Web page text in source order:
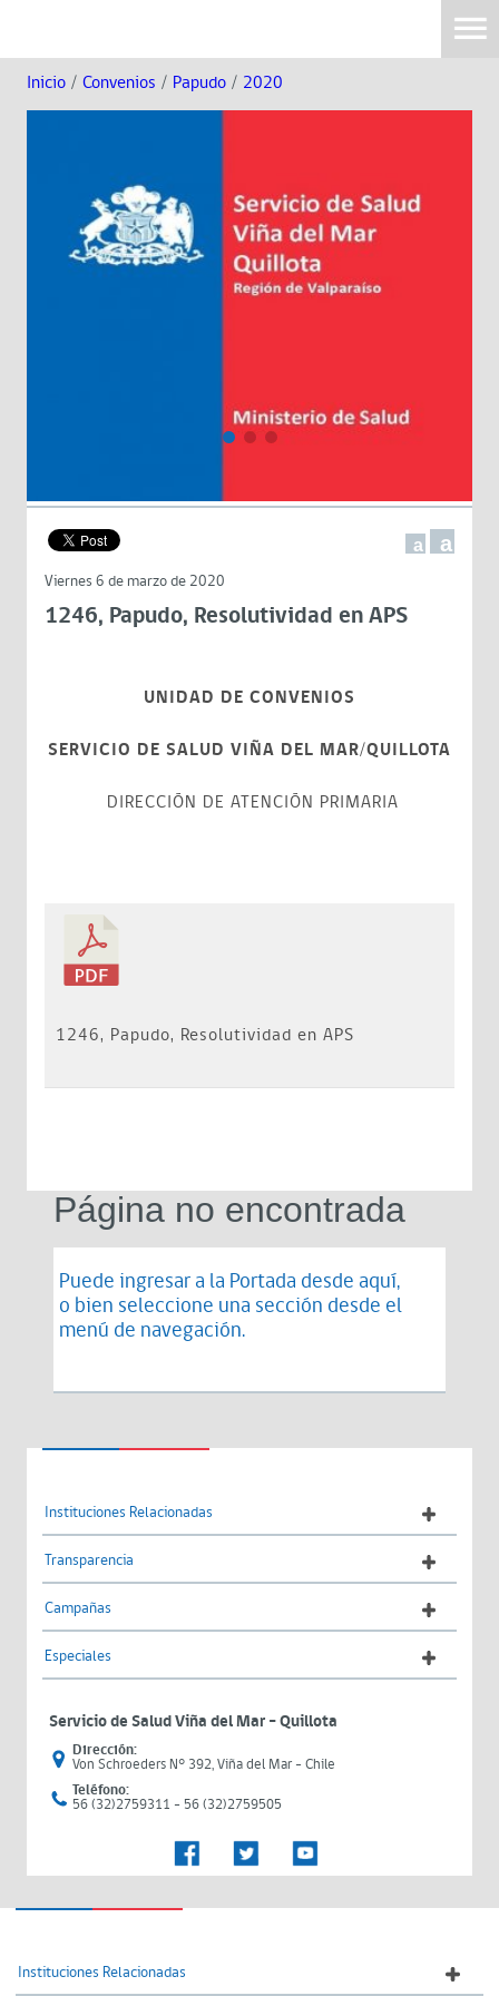
Inicio / Convenios / Papudo / 2020
a a
Viernes 6 de marzo de 2020
1246, Papudo, Resolutividad en APS
UNIDAD DE CONVENIOS
SERVICIO DE SALUD VIÑA DEL MAR/QUILLOTA
DIRECCIÓN DE ATENCIÓN PRIMARIA
1246, Papudo, Resolutividad en APS
Página no encontrada
Puede ingresar a la Portada desde aquí,
o bien seleccione una sección desde el
menú de navegación.
Instituciones Relacionadas
Transparencia
Campañas
Especiales
Servicio de Salud Viña del Mar – Quillota
Dirección:
Von Schroeders N° 392, Viña del Mar - Chile
Teléfono:
56 (32)2759311 - 56 (32)2759505
Instituciones Relacionadas